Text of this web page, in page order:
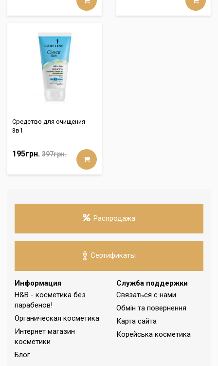
Средство для очищения
3в1
195грн. 397грн.
Распродажа
Сертификаты
Информация
H&B - косметика без
парабенов!
Органическая косметика
Интернет магазин
косметики
Блог
Служба поддержки
Связаться с нами
Обмін та повернення
Карта сайта
Корейська косметика